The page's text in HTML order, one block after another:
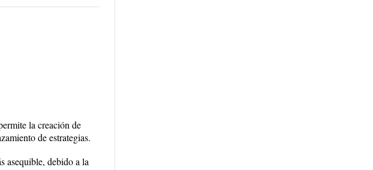
la creación de
de estrategias.
asequible, debido a la